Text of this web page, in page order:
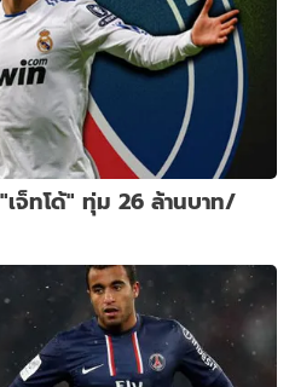
จ็ทโด้" ทุ่ม 26 ล้านบาท/